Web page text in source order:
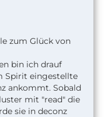
zum Glück von
bin ich drauf
Spirit eingestellte
ankommt. Sobald
mit "read" die
sie in deconz